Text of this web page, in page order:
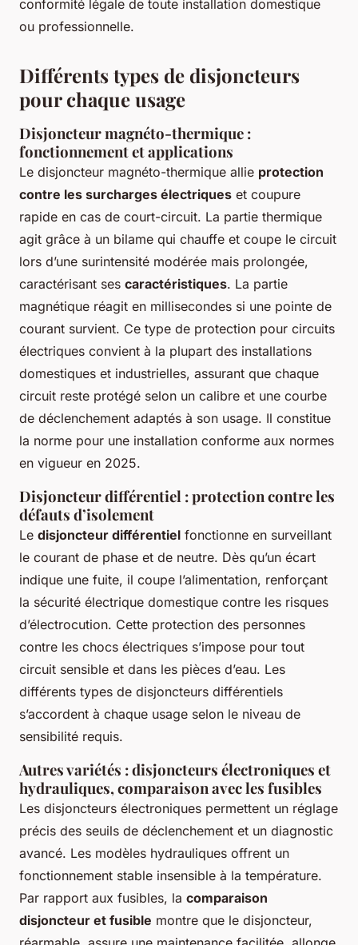
conformité légale de toute installation domestique
ou professionnelle.
Différents types de disjoncteurs
pour chaque usage
Disjoncteur magnéto-thermique :
fonctionnement et applications
Le disjoncteur magnéto-thermique allie protection
contre les surcharges électriques et coupure
rapide en cas de court-circuit. La partie thermique
agit grâce à un bilame qui chauffe et coupe le circuit
lors d’une surintensité modérée mais prolongée,
caractérisant ses caractéristiques. La partie
magnétique réagit en millisecondes si une pointe de
courant survient. Ce type de protection pour circuits
électriques convient à la plupart des installations
domestiques et industrielles, assurant que chaque
circuit reste protégé selon un calibre et une courbe
de déclenchement adaptés à son usage. Il constitue
la norme pour une installation conforme aux normes
en vigueur en 2025.
Disjoncteur différentiel : protection contre les
défauts d’isolement
Le disjoncteur différentiel fonctionne en surveillant
le courant de phase et de neutre. Dès qu’un écart
indique une fuite, il coupe l’alimentation, renforçant
la sécurité électrique domestique contre les risques
d’électrocution. Cette protection des personnes
contre les chocs électriques s’impose pour tout
circuit sensible et dans les pièces d’eau. Les
différents types de disjoncteurs différentiels
s’accordent à chaque usage selon le niveau de
sensibilité requis.
Autres variétés : disjoncteurs électroniques et
hydrauliques, comparaison avec les fusibles
Les disjoncteurs électroniques permettent un réglage
précis des seuils de déclenchement et un diagnostic
avancé. Les modèles hydrauliques offrent un
fonctionnement stable insensible à la température.
Par rapport aux fusibles, la comparaison
disjoncteur et fusible montre que le disjoncteur,